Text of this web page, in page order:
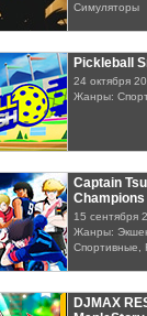
Симуляторы
Pickleball
24 октября
Жанры:
Captain
15 сентября
Жанры:
Спортивные,
DJMAX